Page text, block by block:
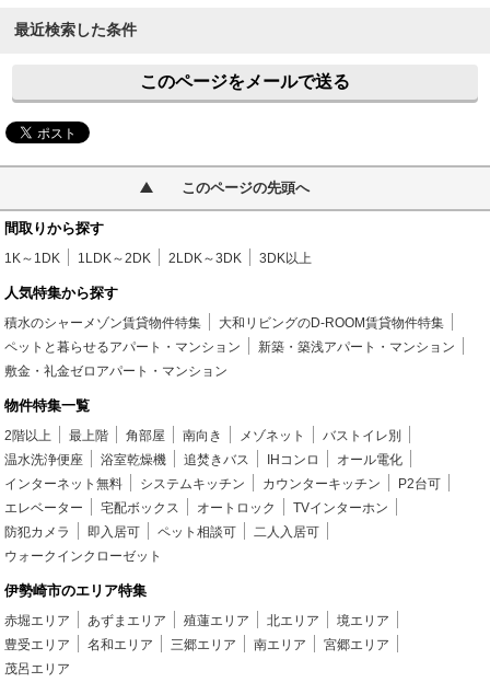
最近検索した条件
このページをメールで送る
このページの先頭へ
間取りから探す
1K～1DK 1LDK～2DK 2LDK～3DK 3DK以上
人気特集から探す
積水のシャーメゾン賃貸物件特集
大和リビングのD-ROOM賃貸物件特集
ペットと暮らせるアパート・マンション
新築・築浅アパート・マンション
敷金・礼金ゼロアパート・マンション
物件特集一覧
2階以上 最上階 角部屋 南向き メゾネット
バストイレ別
温水洗浄便座
浴室乾燥機 追焚きバス IHコンロ
オール電化
インターネット無料
システムキッチン カウンターキッチン
P2台可
エレベーター
宅配ボックス オートロック
TVインターホン
防犯カメラ
即入居可 ペット相談可
二人入居可
ウォークインクローゼット
伊勢崎市のエリア特集
赤堀エリア あずまエリア 殖蓮エリア 北エリア
境エリア
豊受エリア
名和エリア 三郷エリア 南エリア
宮郷エリア
茂呂エリア